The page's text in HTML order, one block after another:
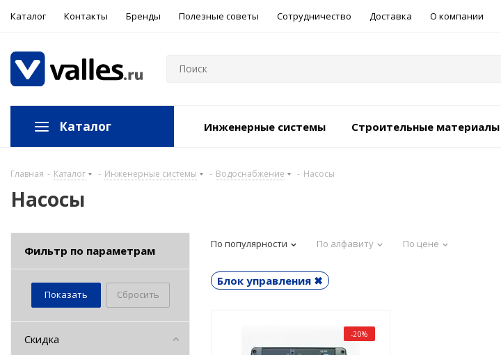
Каталог Контакты Бренды Полезные советы Сотрудничество Доставка О компании
Каталог Инженерные системы Строительные материалы
Главная - Каталог - Инженерные системы - Водоснабжение - Насосы
Насосы
По популярности По алфавиту По цене
Блок управления ✖
-20%
Фильтр по параметрам
Сбросить
Скидка